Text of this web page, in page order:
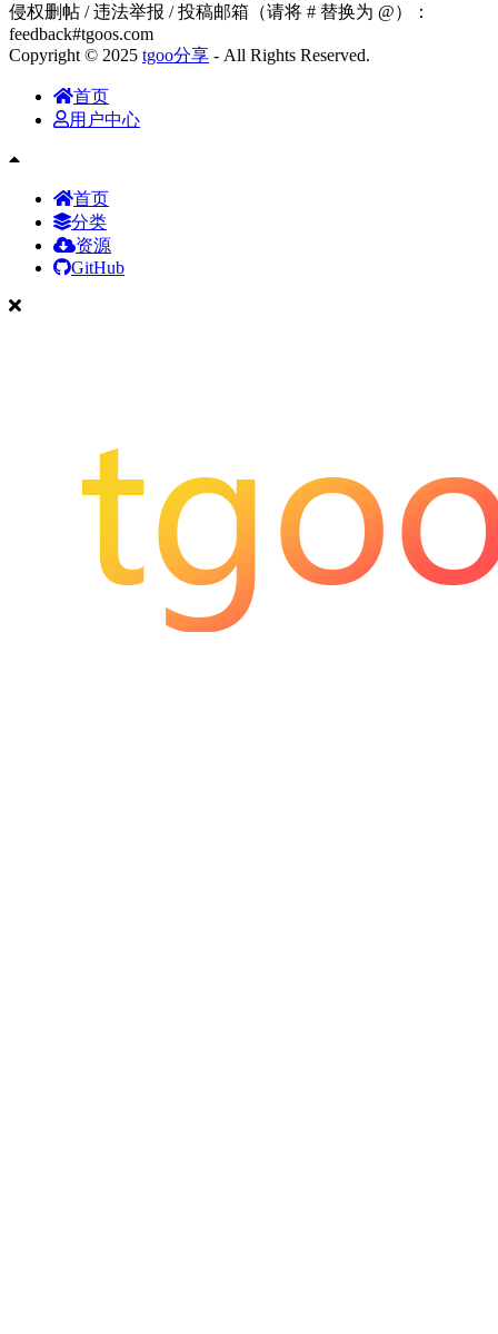
侵权删帖 / 违法举报 / 投稿邮箱（请将 # 替换为 @）：
feedback#tgoos.com
Copyright © 2025 tgoo分享 - All Rights Reserved.
首页
用户中心
首页
分类
资源
GitHub